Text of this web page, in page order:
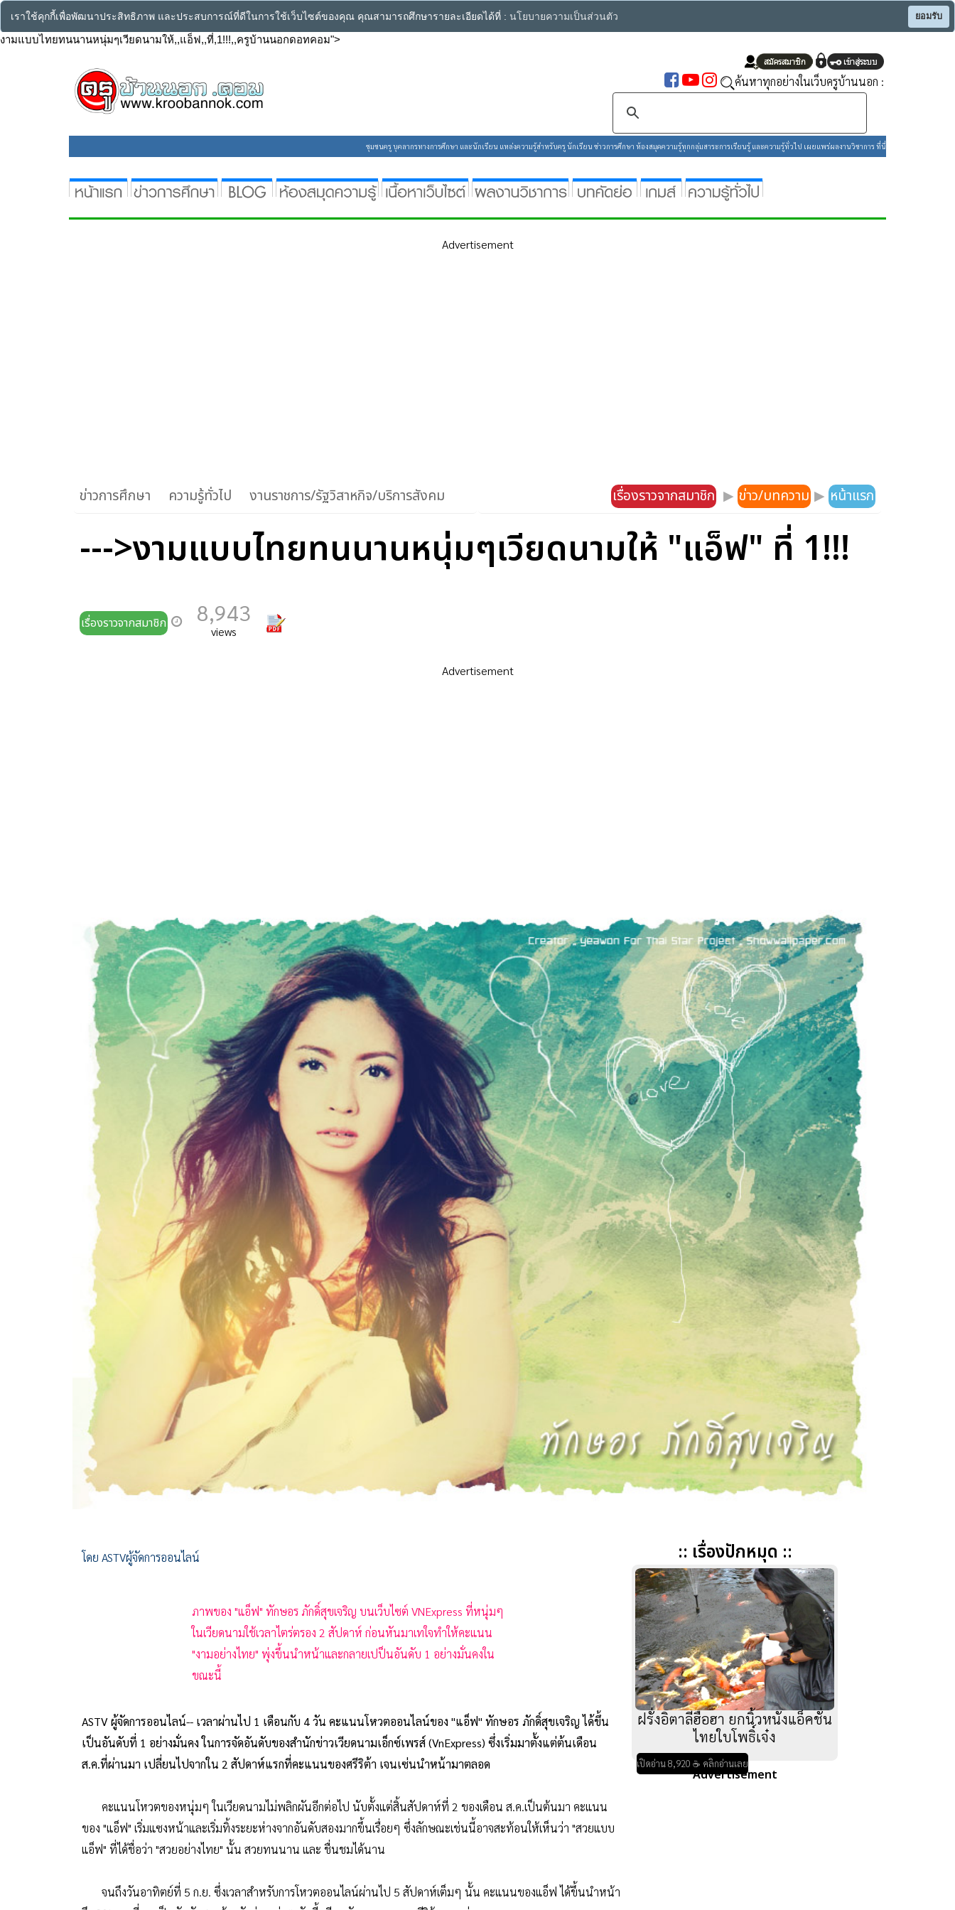
เราใช้คุกกี้เพื่อพัฒนาประสิทธิภาพ และประสบการณ์ที่ดีในการใช้เว็บไซต์ของคุณ คุณสามารถศึกษารายละเอียดได้ที่ : นโยบายความเป็นส่วนตัว ยอมรับ
งามแบบไทยทนนานหนุ่มๆเวียดนามให้,,แอ็ฟ,,ที่,1!!!,,ครูบ้านนอกดอทคอม">
ค้นหาทุกอย่างในเว็บครูบ้านนอก :
ชุมชนครู บุคลากรทางการศึกษา และนักเรียน แหล่งความรู้สำหรับครู นักเรียน ข่าวการศึกษา ห้องสมุดความรู้ทุกกลุ่มสาระการเรียนรู้ และความรู้ทั่วไป เผยแพร่ผลงานวิชาการ ที่นี่
Advertisement
ข่าวการศึกษา ความรู้ทั่วไป งานราชการ/รัฐวิสาหกิจ/บริการสังคม เรื่องราวจากสมาชิก ▶ ข่าว/บทความ ▶ หน้าแรก
--->งามแบบไทยทนนานหนุ่มๆเวียดนามให้ "แอ็ฟ" ที่ 1!!!
เรื่องราวจากสมาชิก 8,943
views
Advertisement
โดย ASTVผู้จัดการออนไลน์
ภาพของ "แอ็ฟ" ทักษอร ภักดิ์สุขเจริญ บนเว็บไซต์ VNExpress ที่หนุ่มๆ
ในเวียดนามใช้เวลาไตร่ตรอง 2 สัปดาห์ ก่อนหันมาเทใจทำให้คะแนน
"งามอย่างไทย" พุ่งขึ้นนำหน้าและกลายเปป็นอันดับ 1 อย่างมั่นคงใน
ขณะนี้
ASTV ผู้จัดการออนไลน์-- เวลาผ่านไป 1 เดือนกับ 4 วัน คะแนนโหวตออนไลน์ของ "แอ็ฟ" ทักษอร ภักดิ์สุขเจริญ ได้ขึ้น
เป็นอันดับที่ 1 อย่างมั่นคง ในการจัดอันดับของสำนักข่าวเวียดนามเอ็กซ์เพรส์ (VnExpress) ซึ่งเริ่มมาตั้งแต่ต้นเดือน
ส.ค.ที่ผ่านมา เปลี่ยนไปจากใน 2 สัปดาห์แรกที่คะแนนของศรีริต้า เจนเซ่นนำหน้ามาตลอด
คะแนนโหวตของหนุ่มๆ ในเวียดนามไม่พลิกผันอีกต่อไป นับตั้งแต่สิ้นสัปดาห์ที่ 2 ของเดือน ส.ค.เป็นต้นมา คะแนน
ของ "แอ็ฟ" เริ่มแซงหน้าและเริ่มทิ้งระยะห่างจากอันดับสองมากขึ้นเรื่อยๆ ซึ่งลักษณะเช่นนี้อาจสะท้อนให้เห็นว่า "สวยแบบ
แอ็ฟ" ที่ได้ชื่อว่า "สวยอย่างไทย" นั้น สวยทนนาน และ ชื่นชมได้นาน
จนถึงวันอาทิตย์ที่ 5 ก.ย. ซึ่งเวลาสำหรับการโหวตออนไลน์ผ่านไป 5 สัปดาห์เต็มๆ นั้น คะแนนของแอ็ฟ ได้ขึ้นนำหน้า
:: เรื่องปักหมุด ::
ฝรั่งอิตาลีฮือฮา ยกนิ้วหนังแอ็คชั่น
ไทยใบโพธิ์เจ๋ง
เปิดอ่าน 8,920 ☕ คลิกอ่านเลย
Advertisement